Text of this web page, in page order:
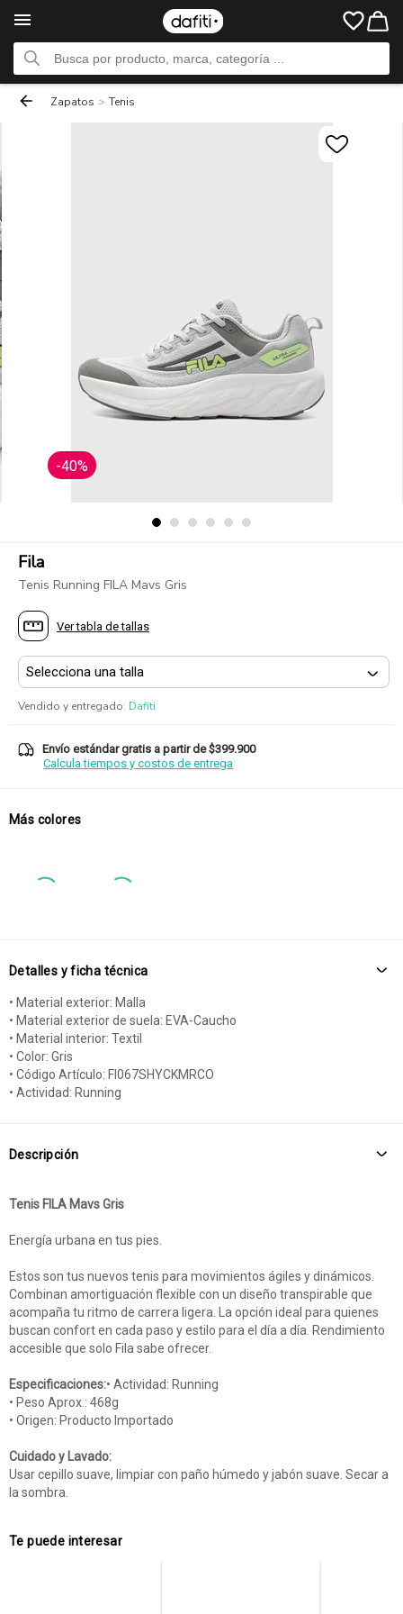
Zapatos > Tenis
-40%
Fila
Tenis Running FILA Mavs Gris
Ver tabla de tallas
Vendido y entregado: Dafiti
Envío estándar gratis a partir de $399.900
Calcula tiempos y costos de entrega
Más colores
Detalles y ficha técnica
• Material exterior: Malla
• Material exterior de suela: EVA-Caucho
• Material interior: Textil
• Color: Gris
• Código Artículo: FI067SHYCKMRCO
• Actividad: Running
Descripción
Tenis FILA Mavs Gris
Energía urbana en tus pies.
Estos son tus nuevos tenis para movimientos ágiles y dinámicos.
Combinan amortiguación flexible con un diseño transpirable que
acompaña tu ritmo de carrera ligera. La opción ideal para quienes
buscan confort en cada paso y estilo para el día a día. Rendimiento
accesible que solo Fila sabe ofrecer.
Especificaciones:• Actividad: Running
• Peso Aprox.: 468g
• Origen: Producto Importado
Cuidado y Lavado:
Usar cepillo suave, limpiar con paño húmedo y jabón suave. Secar a
la sombra.
Te puede interesar